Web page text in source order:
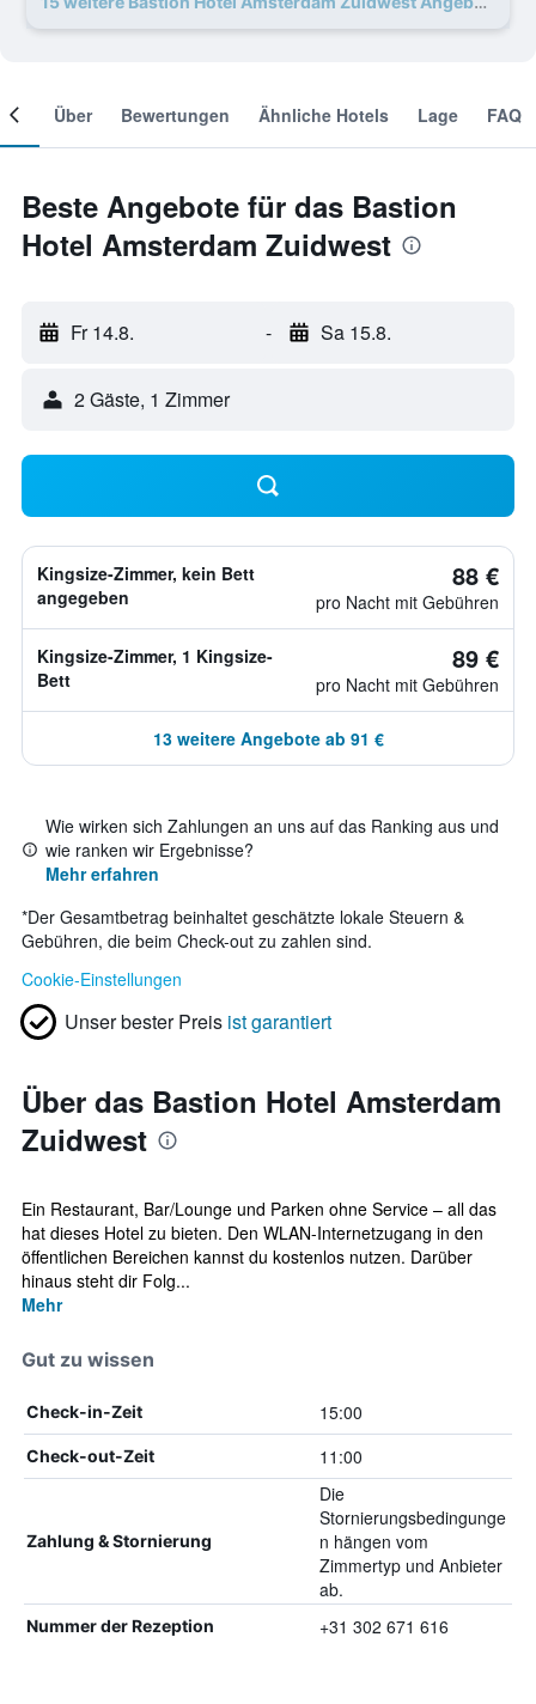
Über Bewertungen Ähnliche Hotels Lage FAQ
Beste Angebote für das Bastion
Hotel Amsterdam Zuidwest
Fr 14.8. - Sa 15.8.
2 Gäste, 1 Zimmer
Kingsize-Zimmer, kein Bett
angegeben
88 €
pro Nacht mit Gebühren
Kingsize-Zimmer, 1 Kingsize-
Bett
89 €
pro Nacht mit Gebühren
13 weitere Angebote ab 91 €
Wie wirken sich Zahlungen an uns auf das Ranking aus und
wie ranken wir Ergebnisse?
Mehr erfahren
*Der Gesamtbetrag beinhaltet geschätzte lokale Steuern &
Gebühren, die beim Check-out zu zahlen sind.
Cookie-Einstellungen
Unser bester Preis ist garantiert
Über das Bastion Hotel Amsterdam
Zuidwest
Ein Restaurant, Bar/Lounge und Parken ohne Service – all das
hat dieses Hotel zu bieten. Den WLAN-Internetzugang in den
öffentlichen Bereichen kannst du kostenlos nutzen. Darüber
hinaus steht dir Folg...
Mehr
Gut zu wissen
Check-in-Zeit 15:00
Check-out-Zeit 11:00
Zahlung & Stornierung
Die
Stornierungsbedingunge
n hängen vom
Zimmertyp und Anbieter
ab.
Nummer der Rezeption +31 302 671 616